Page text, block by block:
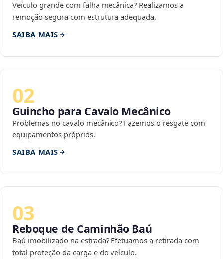
Veículo grande com falha mecânica? Realizamos a
remoção segura com estrutura adequada.
SAIBA MAIS
02
Guincho para Cavalo Mecânico
Problemas no cavalo mecânico? Fazemos o resgate com
equipamentos próprios.
SAIBA MAIS
03
Reboque de Caminhão Baú
Baú imobilizado na estrada? Efetuamos a retirada com
total proteção da carga e do veículo.